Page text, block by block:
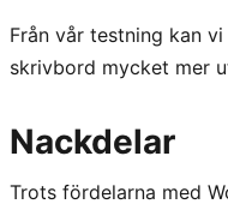
Från vår testning kan
skrivbord mycket mer
Nackdelar
Trots fördelarna med